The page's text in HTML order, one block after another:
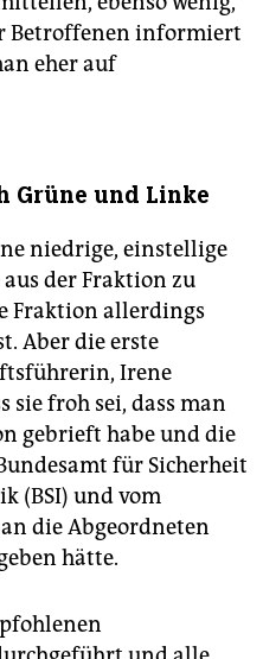
Betroffenen informiert
eher auf
Grüne und Linke
niedrige, einstellige
der Fraktion zu
Fraktion allerdings
Aber die erste
Irene
sie froh sei, dass man
gebrieft habe und die
für Sicherheit
(BSI) und vom
die Abgeordneten
hätte.